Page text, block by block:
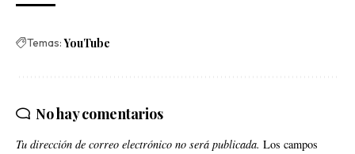
Temas: YouTube
No hay comentarios
Tu dirección de correo electrónico no será publicada. Los campos